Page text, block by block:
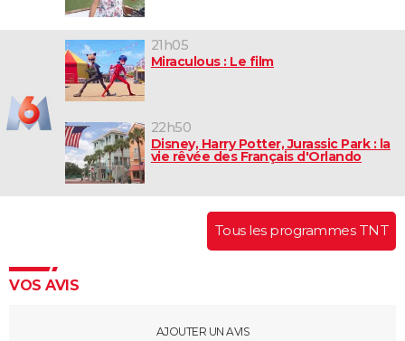
21h05
Miraculous : Le film
22h50
Disney, Harry Potter, Jurassic Park : la
vie rêvée des Français d'Orlando
Tous les programmes TNT
VOS AVIS
AJOUTER UN AVIS